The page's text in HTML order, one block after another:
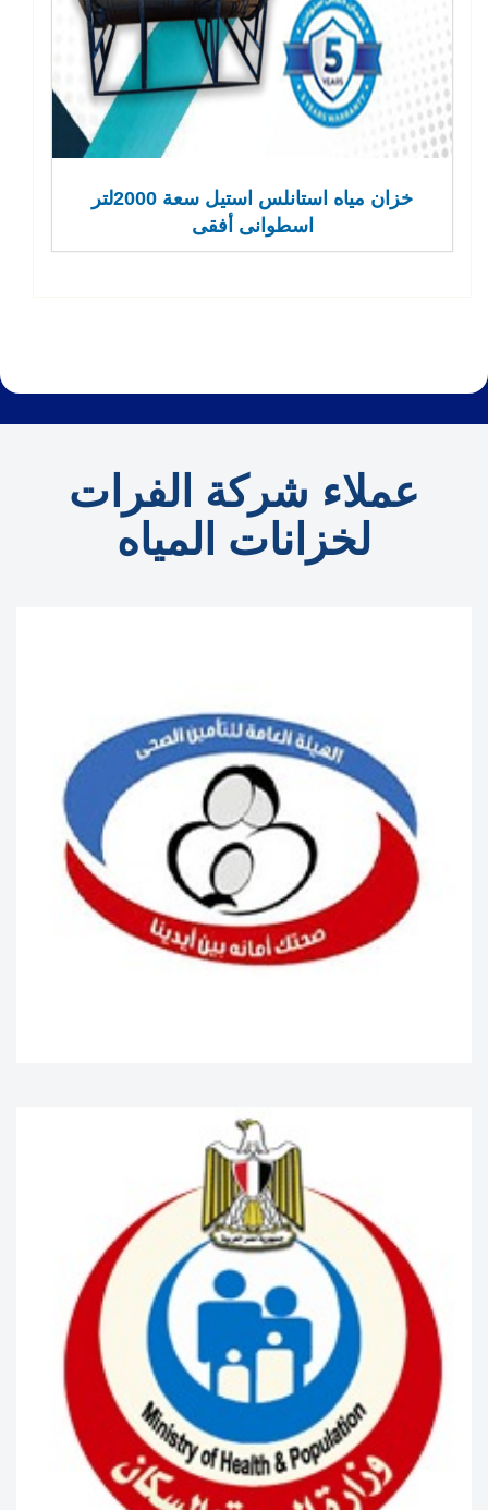
خزان مياه استانلس استيل سعة 2000لتر
اسطوانى أفقى
عملاء شركة الفرات
لخزانات المياه